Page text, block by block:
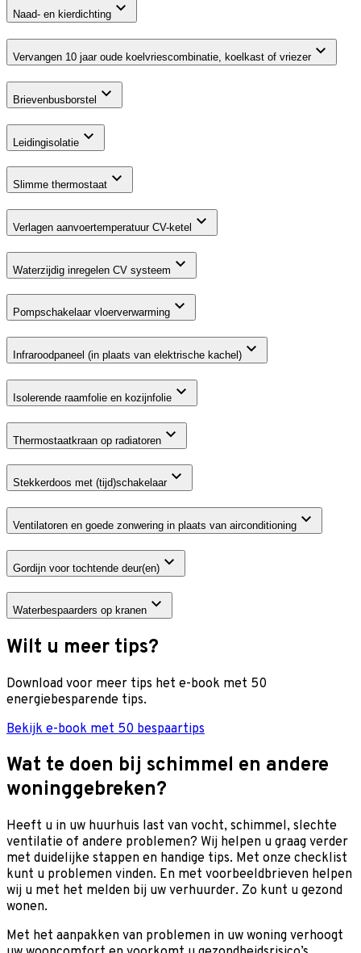
Naad- en kierdichting
Vervangen 10 jaar oude koelvriescombinatie, koelkast of vriezer
Brievenbusborstel
Leidingisolatie
Slimme thermostaat
Verlagen aanvoertemperatuur CV-ketel
Waterzijdig inregelen CV systeem
Pompschakelaar vloerverwarming
Infraroodpaneel (in plaats van elektrische kachel)
Isolerende raamfolie en kozijnfolie
Thermostaatkraan op radiatoren
Stekkerdoos met (tijd)schakelaar
Ventilatoren en goede zonwering in plaats van airconditioning
Gordijn voor tochtende deur(en)
Waterbespaarders op kranen
Wilt u meer tips?
Download voor meer tips het e-book met 50
energiebesparende tips.
Bekijk e-book met 50 bespaartips
Wat te doen bij schimmel en andere
woninggebreken?
Heeft u in uw huurhuis last van vocht, schimmel, slechte
ventilatie of andere problemen? Wij helpen u graag verder
met duidelijke stappen en handige tips. Met onze checklist
kunt u problemen vinden. En met voorbeeldbrieven helpen
wij u met het melden bij uw verhuurder. Zo kunt u gezond
wonen.
Met het aanpakken van problemen in uw woning verhoogt